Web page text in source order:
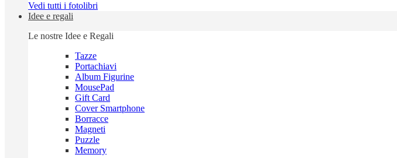
Vedi tutti i fotolibri
Idee e regali
Le nostre Idee e Regali
Tazze
Portachiavi
Album Figurine
MousePad
Gift Card
Cover Smartphone
Borracce
Magneti
Puzzle
Memory